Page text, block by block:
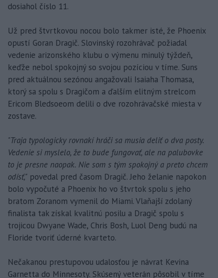
dosiahol číslo 11.
Už pred štvrtkovou nocou bolo takmer isté, že Phoenix
opustí Goran Dragič. Slovinský rozohrávač požiadal
vedenie arizonského klubu o výmenu minulý týždeň,
keďže nebol spokojný so svojou pozíciou v tíme. Suns
pred aktuálnou sezónou angažovali Isaiaha Thomasa,
ktorý sa spolu s Dragičom a ďalším elitným strelcom
Ericom Bledsoeom delili o dve rozohrávačské miesta v
zostave.
"Traja typologicky rovnakí hráči sa musia deliť o dva posty.
Vedenie si myslelo, že to bude fungovať, ale na palubovke
to je presne naopak. Nie som s tým spokojný a preto chcem
odísť," povedal pred časom Dragič. Jeho želanie napokon
bolo vypočuté a Phoenix ho vo štvrtok spolu s jeho
bratom Zoranom vymenil do Miami. Vlaňajší zdolaný
finalista tak získal kvalitnú posilu a Dragič spolu s
trojicou Dwyane Wade, Chris Bosh, Luol Deng budú na
Floride tvoriť úderné kvarteto.
Nečakanou prestupovou udalosťou je návrat Kevina
Garnetta do Minnesoty. Skúsený veterán pôsobil v tíme